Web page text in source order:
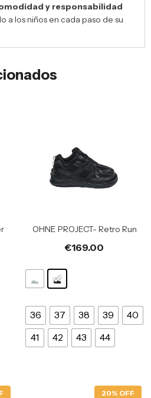
y responsabilidad
a los niños en cada paso de su
OHNE PROJECT- Retro Run
€169.00
36 37 38 39
40
41
42 43 44
20% OFF